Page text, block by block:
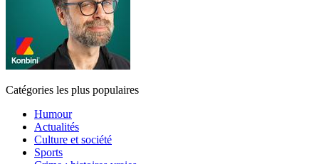
Catégories les plus populaires
Humour
Actualités
Culture et société
Sports